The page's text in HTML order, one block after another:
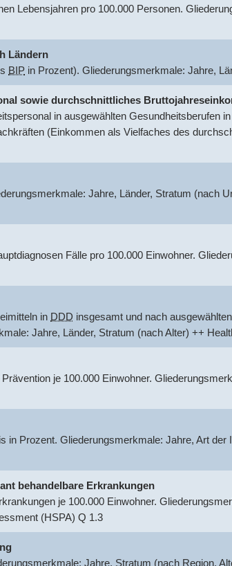
Lebensjahren pro 100.000 Personen.
Ländern
BIP in Prozent). Gliederungsmerkmale: Jahre,
sowie durchschnittliches
in ausgewählten Gesundheitsberufen
(Einkommen als Vielfaches des
Jahre, Länder, Stratum (nach
Fälle pro 100.000 Einwohner.
in DDD insgesamt und nach
Jahre, Länder, Stratum (nach Alter) ++
je 100.000 Einwohner.
in Prozent. Gliederungsmerkmale: Jahre, Art
behandelbare Erkrankungen
je 100.000 Einwohner.
(HSPA) Q 1.3
Jahre, Stratum (nach Region,